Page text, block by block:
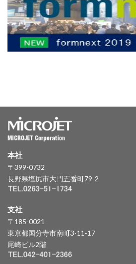
本社
〒399-0732
長野県塩尻市大門五番町79-2
支社
〒185-0021
東京都国分寺市南町3-11-17
尾崎ビル2階